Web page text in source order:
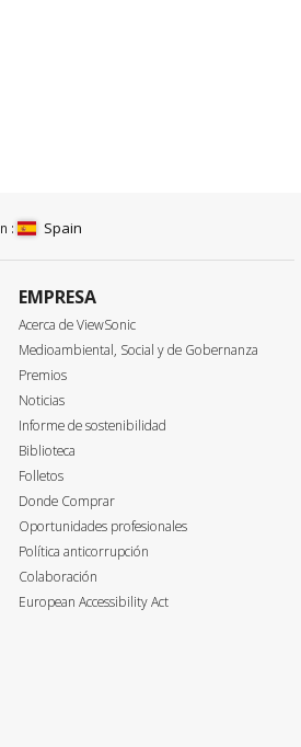
: Spain
EMPRESA
Acerca de ViewSonic
Medioambiental, Social y de Gobernanza
Premios
Noticias
Informe de sostenibilidad
Biblioteca
Folletos
Donde Comprar
Oportunidades profesionales
Política anticorrupción
Colaboración
European Accessibility Act